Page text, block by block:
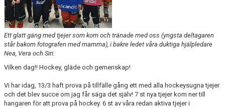
Ett glatt gäng med tjejer som kom och tränade med oss (yngsta deltagaren
står bakom fotografen med mamma), i bakre ledet våra duktiga hjälpledare
Nea, Vera och Siri.
Vilken dag!! Hockey, gläde och gemenskap!
Vi har idag, 13/3 haft prova på tillfälle gång ett med alla hockeysugna tjejer
och det blev succe om jag får säga det själv! 7 st nya tjejer kom ner till
hangaren för att prova på hockey. 6 st av våra redan aktiva tjejer i